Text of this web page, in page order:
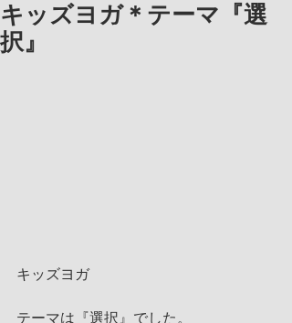
キッズヨガ＊テーマ『選
択』
キッズヨガ
テーマは『選択』でした。